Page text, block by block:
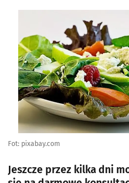
Fot: pixabay.com
Jeszcze przez kilka dni